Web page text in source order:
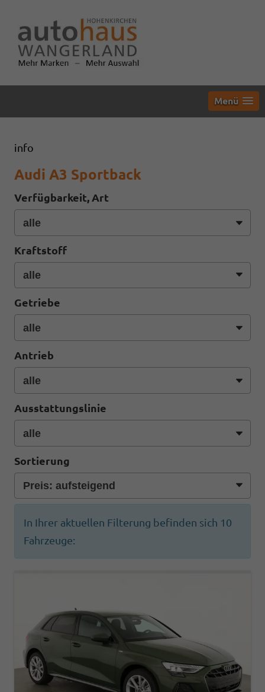
Menü
info
Audi A3 Sportback
Verfügbarkeit, Art
Kraftstoff
Getriebe
Antrieb
Ausstattungslinie
Sortierung
In Ihrer aktuellen Filterung befinden sich 10
Fahrzeuge: